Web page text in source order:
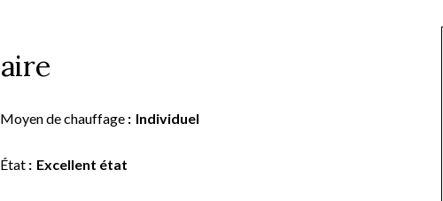
Moyen de chauffage Individuel
État Excellent état